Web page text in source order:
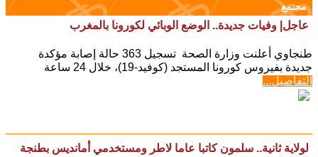
مجتمع
عاجل| وفيات جديدة.. الوضع الوبائي لكورونا بالمغرب
طنجاوي أعلنت وزارة الصحة تسجيل 363 حالة إصابة مؤكدة
جديدة بفيروس كورونا المستجد (كوفيد-19)، خلال 24 ساعة
التفاصيل...
لولاية ثانية.. سلمون كاتبا عاما لاطر ومستخدمي أمانديس بطنجة